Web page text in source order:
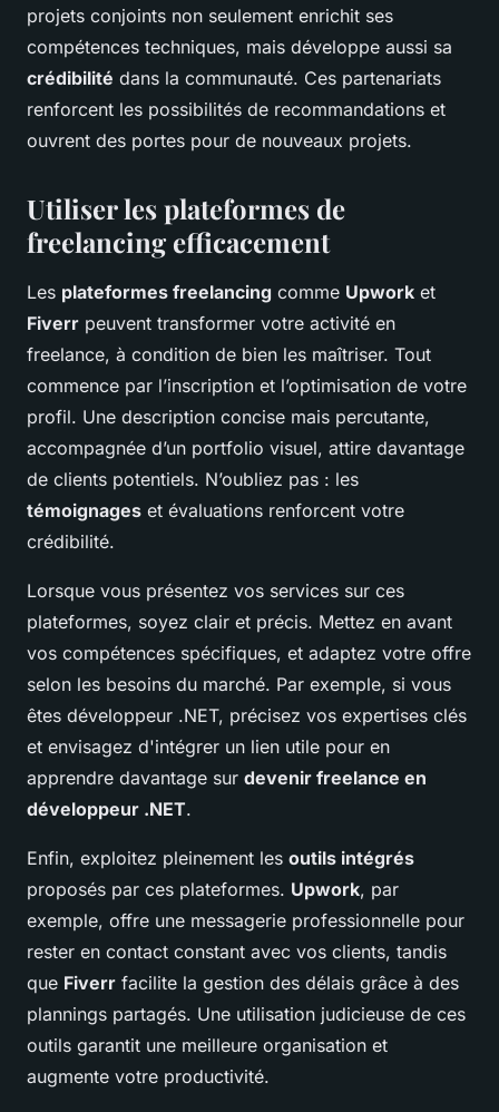
projets conjoints non seulement enrichit ses
compétences techniques, mais développe aussi sa
crédibilité dans la communauté. Ces partenariats
renforcent les possibilités de recommandations et
ouvrent des portes pour de nouveaux projets.
Utiliser les plateformes de
freelancing efficacement
Les plateformes freelancing comme Upwork et
Fiverr peuvent transformer votre activité en
freelance, à condition de bien les maîtriser. Tout
commence par l’inscription et l’optimisation de votre
profil. Une description concise mais percutante,
accompagnée d’un portfolio visuel, attire davantage
de clients potentiels. N’oubliez pas : les
témoignages et évaluations renforcent votre
crédibilité.
Lorsque vous présentez vos services sur ces
plateformes, soyez clair et précis. Mettez en avant
vos compétences spécifiques, et adaptez votre offre
selon les besoins du marché. Par exemple, si vous
êtes développeur .NET, précisez vos expertises clés
et envisagez d'intégrer un lien utile pour en
apprendre davantage sur devenir freelance en
développeur .NET.
Enfin, exploitez pleinement les outils intégrés
proposés par ces plateformes. Upwork, par
exemple, offre une messagerie professionnelle pour
rester en contact constant avec vos clients, tandis
que Fiverr facilite la gestion des délais grâce à des
plannings partagés. Une utilisation judicieuse de ces
outils garantit une meilleure organisation et
augmente votre productivité.